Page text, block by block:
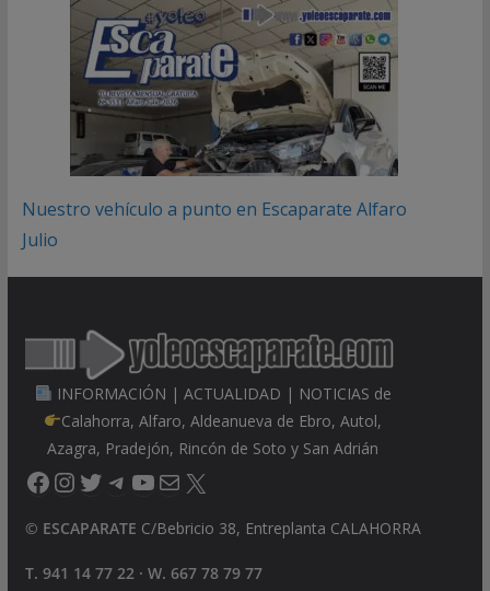
Nuestro vehículo a punto en Escaparate Alfaro
Julio
INFORMACIÓN | ACTUALIDAD | NOTICIAS de
Calahorra, Alfaro, Aldeanueva de Ebro, Autol,
Azagra, Pradejón, Rincón de Soto y San Adrián
Facebook
Instagram
Twitter
Telegram
YouTube
Correo electrónico
X
© ESCAPARATE C/Bebricio 38, Entreplanta CALAHORRA
T. 941 14 77 22 · W. 667 78 79 77